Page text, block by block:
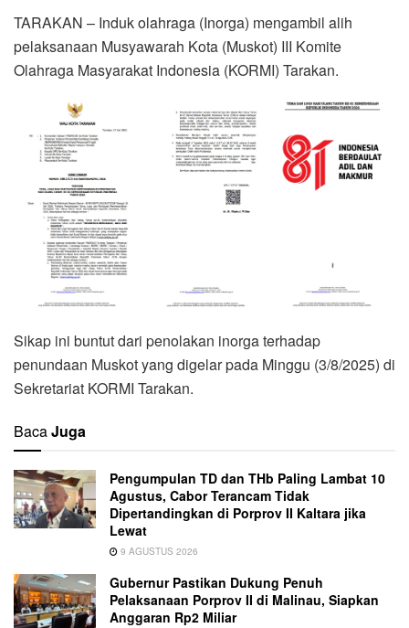
TARAKAN – Induk olahraga (Inorga) mengambil alih
pelaksanaan Musyawarah Kota (Muskot) III Komite
Olahraga Masyarakat Indonesia (KORMI) Tarakan.
Sikap ini buntut dari penolakan inorga terhadap
penundaan Muskot yang digelar pada Minggu (3/8/2025) di
Sekretariat KORMI Tarakan.
BacaJuga
Pengumpulan TD dan THb Paling Lambat 10
Agustus, Cabor Terancam Tidak
Dipertandingkan di Porprov II Kaltara jika
Lewat
9 AGUSTUS 2026
Gubernur Pastikan Dukung Penuh
Pelaksanaan Porprov II di Malinau, Siapkan
Anggaran Rp2 Miliar